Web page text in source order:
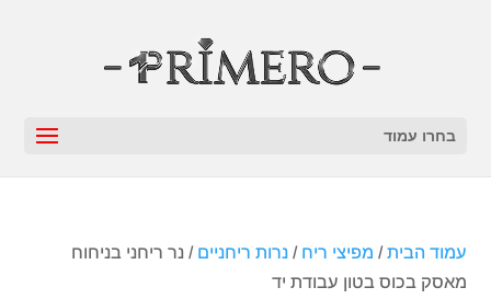
בחרו עמוד
עמוד הבית/ מפיצי ריח /נרות ריחניים / נר ריחני בניחוח
מאסק בכוס בטון עבודת יד